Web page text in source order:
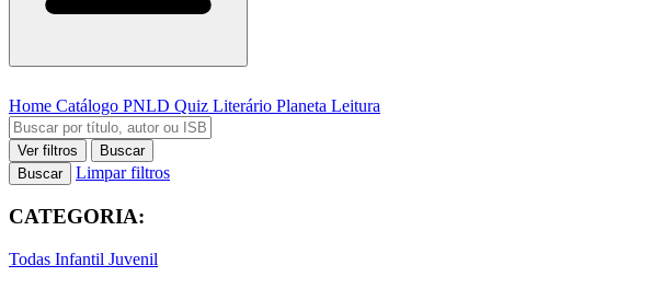
Home Catálogo PNLD Quiz Literário Planeta Leitura
Ver filtros
Buscar
Buscar
Limpar filtros
CATEGORIA:
Todas Infantil Juvenil